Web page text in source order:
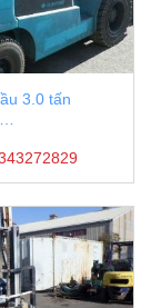
3.0 tấn